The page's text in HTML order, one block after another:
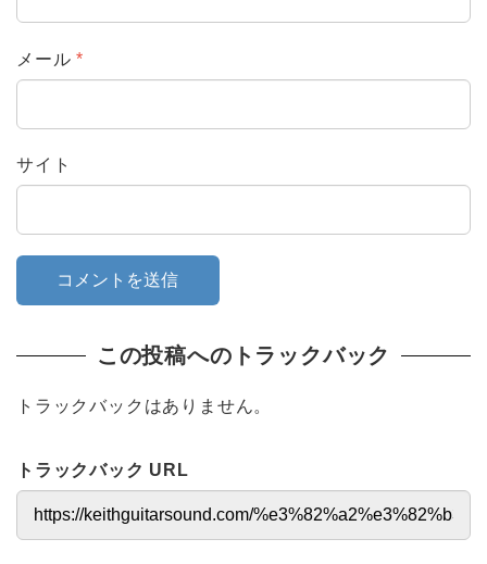
メール*
サイト
この投稿へのトラックバック
トラックバックはありません。
トラックバック URL